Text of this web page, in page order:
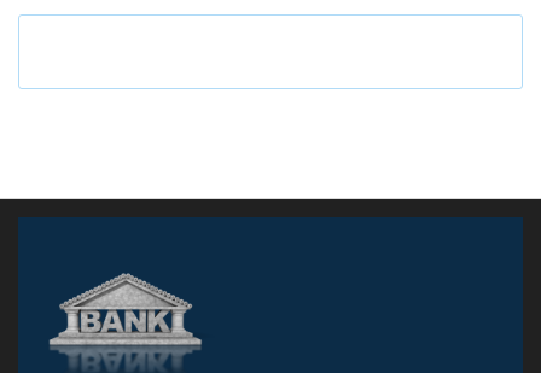
Что будет с наличными деньгами при цифровом